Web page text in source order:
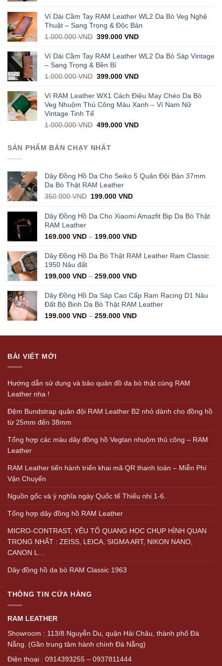
was:
1.000.000 VND.
is:
429.000 VND.
Ví Dài Cầm Tay RAM Leather WL2 Da Bò Veg Nghệ
Thuật – Sang Trọng & Độc Bản
1.000.000VND Original
was:
1.000.000 VND.
399.000VNDCurrent
is:
Ví Dài Cầm Tay RAM Leather WL2 Da Bò Sáp Vintage
– Sang Trọng & Bền Bỉ
1.000.000VND Original
was:
1.000.000 VND.
399.000VNDCurrent
is:
399.000 VND.
Ví RAM Leather WX1 Cách Điệu May Chéo Da Bò
Veg Nhuộm Thủ Công Màu Xanh – Ví Nam Nữ
Vintage Tinh Tế
1.000.000VND Original
was:
1.000.000 VND.
499.000VNDCurrent
SẢN PHẨM BÁN CHẠY NHẤT
Dây Đồng Hồ Da Cho Seiko 5 Quân Đội Bản 37mm
Da Bò Thật RAM Leather
350.000VND Original
was:
199.000VNDCurrent
is:
199.000 VND.
Dây Đồng Hồ Da Cho Xiaomi Amazfit Bip Da Bò Thật
RAM Leather
169.000 VND – 199.000 VND
Dây Đồng Hồ Da Bò Thật RAM Leather Ram Classic
1950 Nâu đất
199.000 VND – 259.000 VND
Dây Đồng Hồ Da Sáp Cao Cấp Ram Racing D1 Nâu
Đất Bộ Binh Da Bò Thật RAM Leather
199.000 VND – 259.000 VND
BÀI VIẾT MỚI
Hướng dẫn sử dụng và bảo quản đồ da bò thật cùng RAM
Leather nha !
Đệm Bundstrap quân đội RAM Leather B2 nhỏ dành cho đồng hồ
từ 25mm đến 38mm
Tổng hợp các màu dây đồng hồ Vegtan nhuộm thủ công – RAM
Leather
RAM Leather tiến hành triển khai mã QR thanh toán – Miễn Phí
Vận Chuyển
Nguồn gốc và ý nghĩa ngày Quốc tế Thiếu nhi 1-6.
Tổng hợp dây đồng hồ RAM Leather
MICRO-CONTRAST, YẾU TỐ QUANG HỌC CHỤP HÌNH QUAN
TRỌNG NHẤT : ZEISS, LEICA, SIGMA ART, NIKON NANO,
CANON L…
Dây đồng hồ da bò RAM Classic 1963
THÔNG TIN CỬA HÀNG
RAM LEATHER
Showroom : 113/8 Nguyễn Du, quận Hải Châu, thành phố Đà
Nẵng. (Gần trung tâm hành chính Đà Nẵng)
Điện thoại : 0914393255 – 0937811444